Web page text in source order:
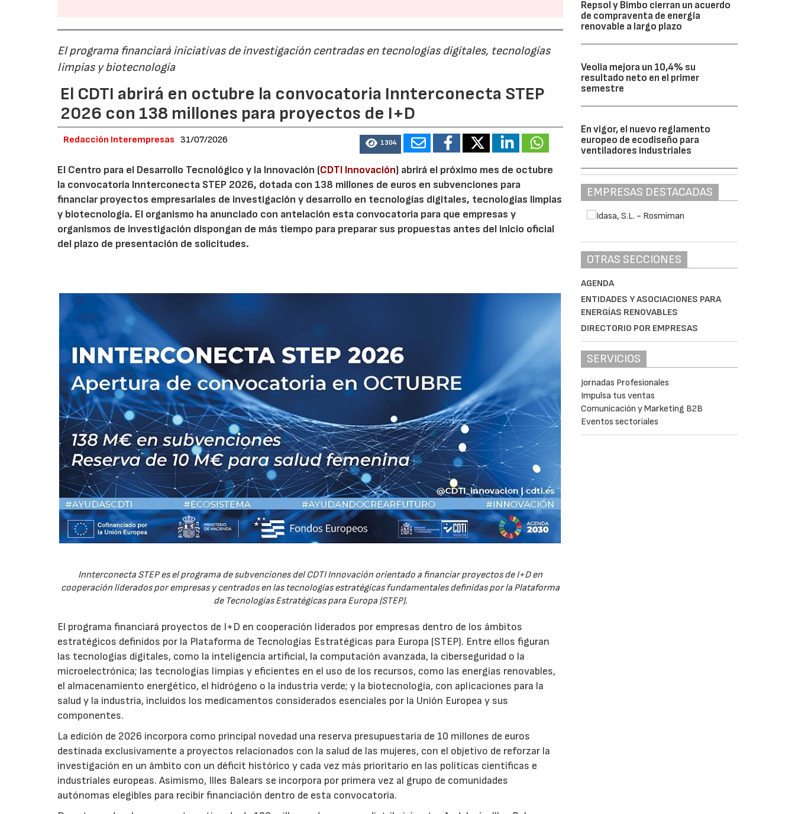
El programa financiará iniciativas de investigación centradas en tecnologías digitales, tecnologías
limpias y biotecnología
El CDTI abrirá en octubre la convocatoria Innterconecta STEP
2026 con 138 millones para proyectos de I+D
Redacción Interempresas 31/07/2026 1304
El Centro para el Desarrollo Tecnológico y la Innovación (CDTI Innovación) abrirá el próximo mes de octubre
la convocatoria Innterconecta STEP 2026, dotada con 138 millones de euros en subvenciones para
financiar proyectos empresariales de investigación y desarrollo en tecnologías digitales, tecnologías limpias
y biotecnología. El organismo ha anunciado con antelación esta convocatoria para que empresas y
organismos de investigación dispongan de más tiempo para preparar sus propuestas antes del inicio oficial
del plazo de presentación de solicitudes.
Innterconecta STEP es el programa de subvenciones del CDTI Innovación orientado a financiar proyectos de I+D en
cooperación liderados por empresas y centrados en las tecnologías estratégicas fundamentales definidas por la Plataforma
de Tecnologías Estratégicas para Europa (STEP).
El programa financiará proyectos de I+D en cooperación liderados por empresas dentro de los ámbitos
estratégicos definidos por la Plataforma de Tecnologías Estratégicas para Europa (STEP). Entre ellos figuran
las tecnologías digitales, como la inteligencia artificial, la computación avanzada, la ciberseguridad o la
microelectrónica; las tecnologías limpias y eficientes en el uso de los recursos, como las energías renovables,
el almacenamiento energético, el hidrógeno o la industria verde; y la biotecnología, con aplicaciones para la
salud y la industria, incluidos los medicamentos considerados esenciales por la Unión Europea y sus
componentes.
La edición de 2026 incorpora como principal novedad una reserva presupuestaria de 10 millones de euros
destinada exclusivamente a proyectos relacionados con la salud de las mujeres, con el objetivo de reforzar la
investigación en un ámbito con un déficit histórico y cada vez más prioritario en las políticas científicas e
industriales europeas. Asimismo, Illes Balears se incorpora por primera vez al grupo de comunidades
autónomas elegibles para recibir financiación dentro de esta convocatoria.
Repsol y Bimbo cierran un acuerdo
de compraventa de energía
renovable a largo plazo
Veolia mejora un 10,4% su
resultado neto en el primer
semestre
En vigor, el nuevo reglamento
europeo de ecodiseño para
ventiladores industriales
EMPRESAS DESTACADAS
OTRAS SECCIONES
AGENDA
ENTIDADES Y ASOCIACIONES PARA
ENERGÍAS RENOVABLES
DIRECTORIO POR EMPRESAS
SERVICIOS
Jornadas Profesionales
Impulsa tus ventas
Comunicación y Marketing B2B
Eventos sectoriales